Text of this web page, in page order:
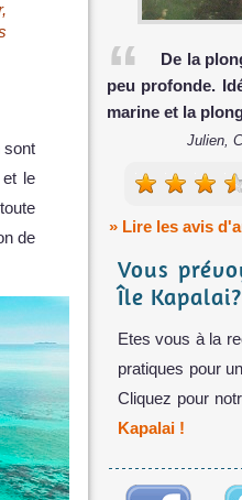
sont
le
de
De la
peu profonde.
marine et la
Julien,
» Lire les avis
Vous
Île Kapalai?
Etes vous à la
pratiques pour
Cliquez pour
Kapalai !